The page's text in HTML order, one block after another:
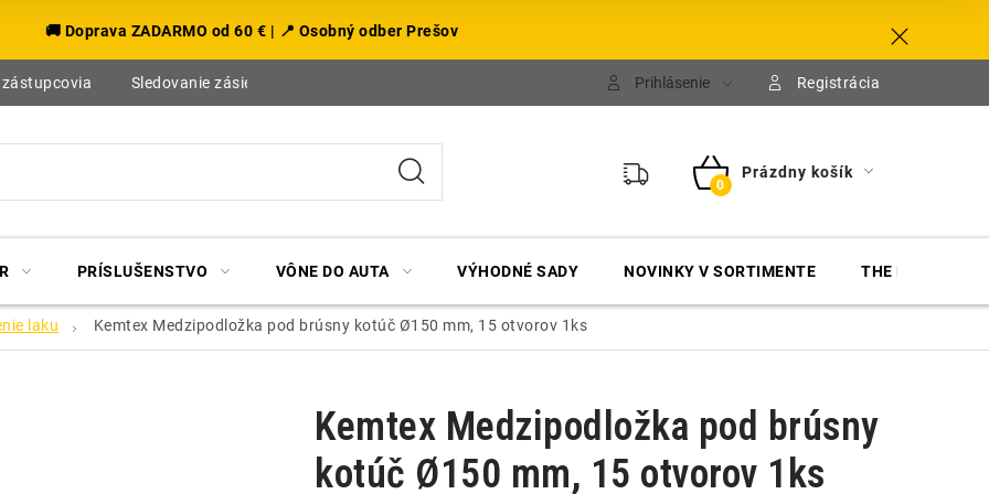
🚚 Doprava ZADARMO od 60 € | 📍 Osobný odber Prešov
Sledovanie zásielky Prihlásenie Registrácia
NÁKUPNÝ
Prázdny košík
PRÍSLUŠENSTVO VÔNE DO AUTA VÝHODNÉ SADY NOVINKY V SORTIMENTE THE FINISHER
laku Kemtex Medzipodložka pod brúsny kotúč Ø150 mm, 15 otvorov 1ks
Kemtex Medzipodložka pod brúsny
kotúč Ø150 mm, 15 otvorov 1ks